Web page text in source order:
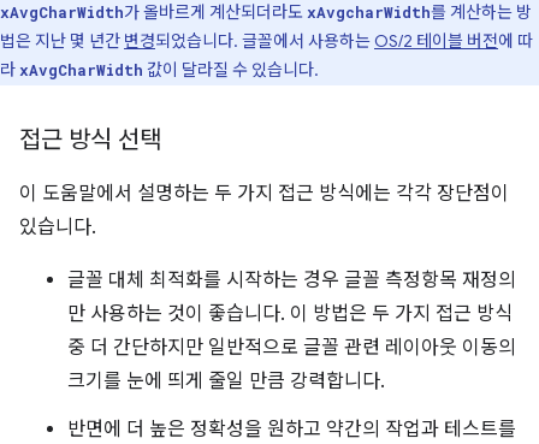
xAvgCharWidth가 올바르게 계산되더라도 xAvgcharWidth를 계산하는 방
법은 지난 몇 년간 변경되었습니다. 글꼴에서 사용하는 OS/2 테이블 버전에 따
라 xAvgCharWidth 값이 달라질 수 있습니다.
접근 방식 선택
이 도움말에서 설명하는 두 가지 접근 방식에는 각각 장단점이
있습니다.
글꼴 대체 최적화를 시작하는 경우 글꼴 측정항목 재정의
만 사용하는 것이 좋습니다. 이 방법은 두 가지 접근 방식
중 더 간단하지만 일반적으로 글꼴 관련 레이아웃 이동의
크기를 눈에 띄게 줄일 만큼 강력합니다.
반면에 더 높은 정확성을 원하고 약간의 작업과 테스트를